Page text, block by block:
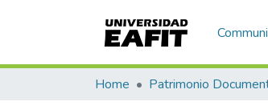
Home Patrimonio